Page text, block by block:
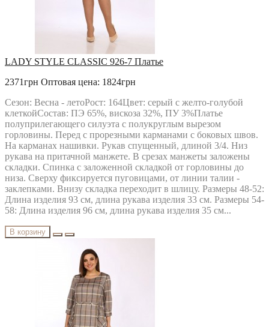
LADY STYLE CLASSIC 926-7 Платье
2371грн Оптовая цена: 1824грн
Сезон: Весна - летоРост: 164Цвет: серый с желто-голубой
клеткойСостав: ПЭ 65%, вискоза 32%, ПУ 3%Платье
полуприлегающего силуэта с полукруглым вырезом
горловины. Перед с прорезными карманами с боковых швов.
На карманах нашивки. Рукав спущенный, длиной 3/4. Низ
рукава на притачной манжете. В срезах манжеты заложены
складки. Спинка с заложенной складкой от горловины до
низа. Сверху фиксируется пуговицами, от линии талии -
заклепками. Внизу складка переходит в шлицу. Размеры 48-52:
Длина изделия 93 см, длина рукава изделия 33 см. Размеры 54-
58: Длина изделия 96 см, длина рукава изделия 35 см...
В корзину